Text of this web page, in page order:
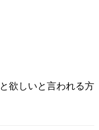
欲しいと言われる方